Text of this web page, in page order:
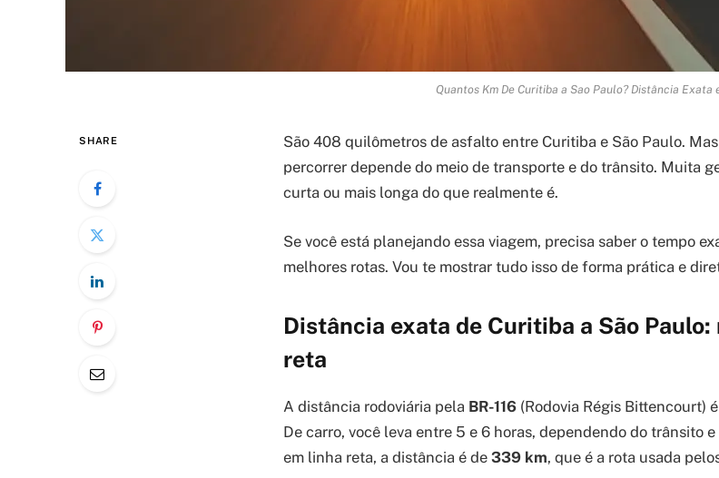
Quantos Km De Curitiba a Sao Paulo? Distância Exata
SHARE
São 408 quilômetros de asfalto entre Curitiba e São Paulo.
percorrer depende do meio de transporte e do trânsito. Muita
curta ou mais longa do que realmente é.
Se você está planejando essa viagem, precisa saber o tempo
melhores rotas. Vou te mostrar tudo isso de forma prática e
Distância exata de Curitiba a São Paulo:
reta
A distância rodoviária pela BR-116 (Rodovia Régis Bittencourt)
De carro, você leva entre 5 e 6 horas, dependendo do trânsito
em linha reta, a distância é de 339 km, que é a rota usada